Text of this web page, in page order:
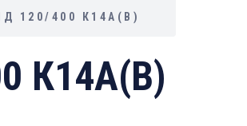
120/400 К14А(В)
К14А(В)